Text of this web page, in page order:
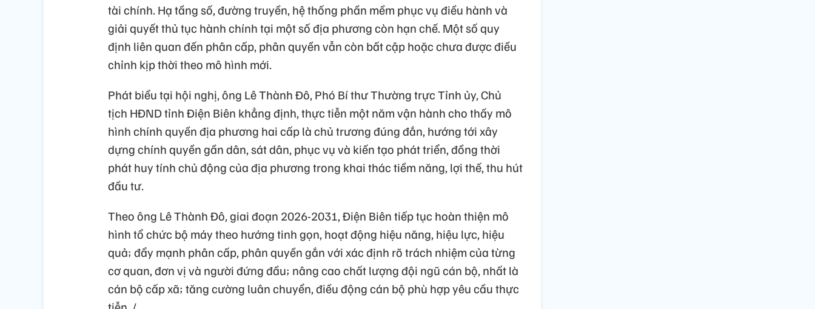
tài chính. Hạ tầng số, đường truyền, hệ thống phần mềm phục vụ điều hành và
giải quyết thủ tục hành chính tại một số địa phương còn hạn chế. Một số quy
định liên quan đến phân cấp, phân quyền vẫn còn bất cập hoặc chưa được điều
chỉnh kịp thời theo mô hình mới.
Phát biểu tại hội nghị, ông Lê Thành Đô, Phó Bí thư Thường trực Tỉnh ủy, Chủ
tịch HĐND tỉnh Điện Biên khẳng định, thực tiễn một năm vận hành cho thấy mô
hình chính quyền địa phương hai cấp là chủ trương đúng đắn, hướng tới xây
dựng chính quyền gần dân, sát dân, phục vụ và kiến tạo phát triển, đồng thời
phát huy tính chủ động của địa phương trong khai thác tiềm năng, lợi thế, thu hút
đầu tư.
Theo ông Lê Thành Đô, giai đoạn 2026-2031, Điện Biên tiếp tục hoàn thiện mô
hình tổ chức bộ máy theo hướng tinh gọn, hoạt động hiệu năng, hiệu lực, hiệu
quả; đẩy mạnh phân cấp, phân quyền gắn với xác định rõ trách nhiệm của từng
cơ quan, đơn vị và người đứng đầu; nâng cao chất lượng đội ngũ cán bộ, nhất là
cán bộ cấp xã; tăng cường luân chuyển, điều động cán bộ phù hợp yêu cầu thực